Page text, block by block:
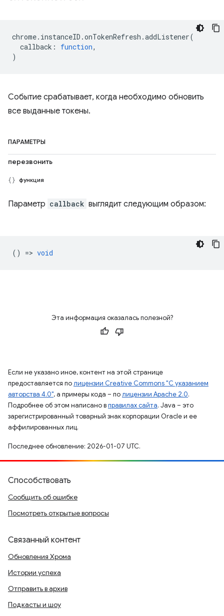
chrome. instanceID .onTokenRefresh .addListener(
callback : function,
)
Событие срабатывает, когда необходимо обновить
все выданные токены.
ПАРАМЕТРЫ
перезвонить
функция
Параметр callback выглядит следующим образом:
() => void
Эта информация оказалась полезной?
Если не указано иное, контент на этой странице
предоставляется полицензии Creative Commons "С указанием
авторства 4.0", а примеры кода – полицензии Apache 2.0.
Подробнее об этом написано вправилах сайта. Java – это
зарегистрированный товарный знак корпорации Oracle и ее
аффилированных лиц.
Последнее обновление: 2026-01-07 UTC.
Способствовать
Сообщить об ошибке
Посмотреть открытые вопросы
Связанный контент
Обновления Хрома
Истории успеха
Отправить в архив
Подкасты и шоу